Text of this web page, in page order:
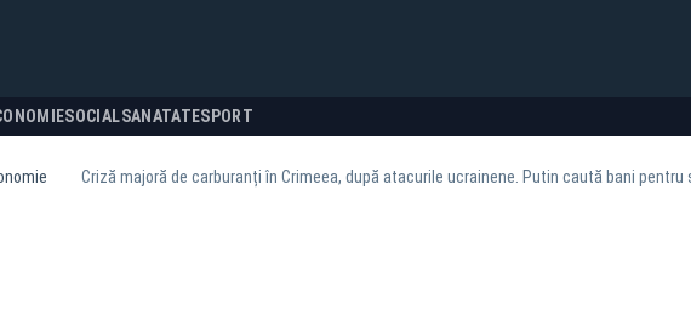
SOCIALSANATATESPORT
Criză majoră de carburanți în Crimeea, după atacurile ucrainene. Putin caută bani pentru